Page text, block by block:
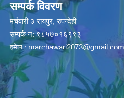
सम्पर्क विवरण
मर्चवारी ३ रायपुर, रुपन्देही
सम्पर्क न: ९८५७०१६९९३
इमेल : marchawari2073@gmail.com